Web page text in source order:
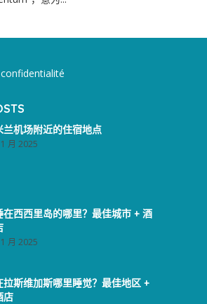
兰机场附近的住宿地点
月 2025
在西西里岛的哪里？最佳城市 + 酒
月 2025
拉斯维加斯哪里睡觉？最佳地区 +
店